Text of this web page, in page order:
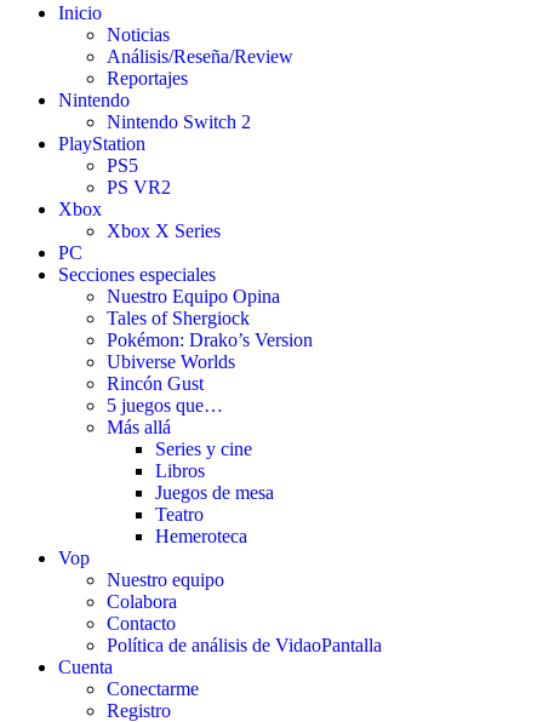
Inicio
Noticias
Análisis/Reseña/Review
Reportajes
Nintendo
Nintendo Switch 2
PlayStation
PS5
PS VR2
Xbox
Xbox X Series
PC
Secciones especiales
Nuestro Equipo Opina
Tales of Shergiock
Pokémon: Drako’s Version
Ubiverse Worlds
Rincón Gust
5 juegos que…
Más allá
Series y cine
Libros
Juegos de mesa
Teatro
Hemeroteca
Vop
Nuestro equipo
Colabora
Contacto
Política de análisis de VidaoPantalla
Cuenta
Conectarme
Registro